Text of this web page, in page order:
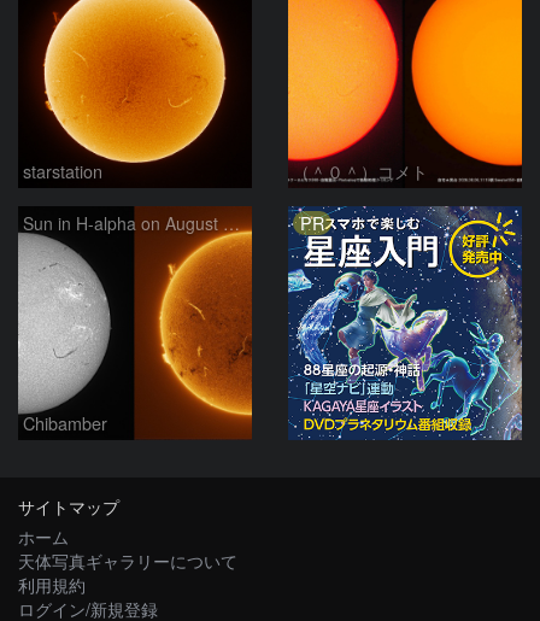
starstation （＾０＾）コメト
Sun in H-alpha on August 6, 2026
Chibamber
PR
サイトマップ
ホーム
天体写真ギャラリーについて
利用規約
ログイン/新規登録